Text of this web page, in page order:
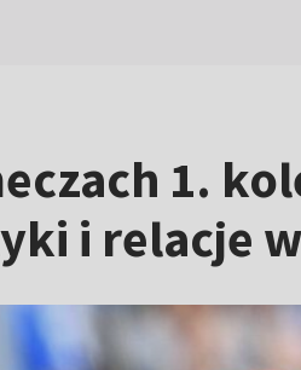
1.
i relacje